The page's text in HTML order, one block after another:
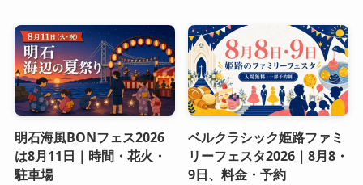
明石海風BONフェス2026
は8月11日｜時間・花火・
駐車場
ベルクラシック姫路ファミ
リーフェスタ2026｜8月8・
9日、料金・予約